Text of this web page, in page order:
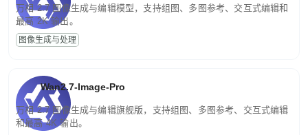
万相 2.7 图像生成与编辑模型，支持组图、多图参考、交互式编辑和
最高 2K 输出。
图像生成与处理
Wan2.7-Image-Pro
万相 2.7 图像生成与编辑旗舰版，支持组图、多图参考、交互式编辑
和最高 4K 输出。